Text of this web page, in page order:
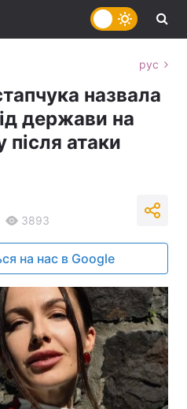
рус
назвала
держави на
атаки
3893
на нас в Google